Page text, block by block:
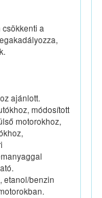
a
ajánlott.
módosított
motorokhoz,
etanol/benzin